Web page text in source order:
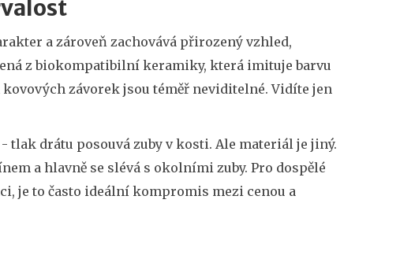
a zároveň zachovává přirozený vzhled,
z biokompatibilní keramiky, která imituje barvu
závorek jsou téměř neviditelné. Vidíte jen
drátu posouvá zuby v kosti. Ale materiál je jiný.
a hlavně se slévá s okolními zuby. Pro dospělé
je to často ideální kompromis mezi cenou a